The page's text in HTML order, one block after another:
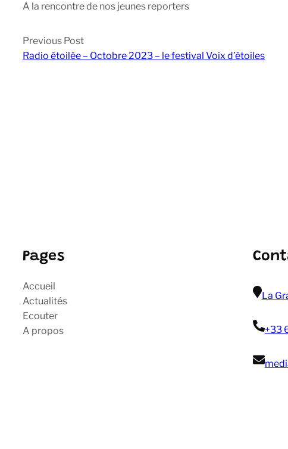
A la rencontre de nos jeunes reporters
Previous Post
Radio étoilée – Octobre 2023 – le festival Voix d’étoiles
Pages
Accueil
Actualités
Ecouter
A propos
La
+33